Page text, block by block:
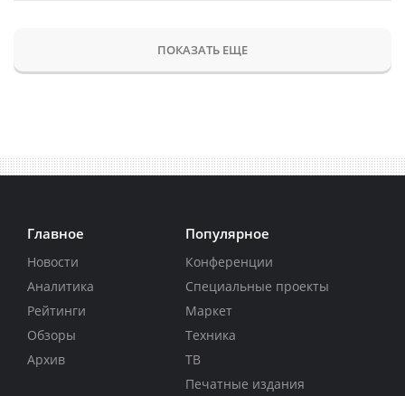
ПОКАЗАТЬ ЕЩЕ
Главное
Новости
Аналитика
Рейтинги
Обзоры
Архив
Популярное
Конференции
Специальные проекты
Маркет
Техника
ТВ
Печатные издания